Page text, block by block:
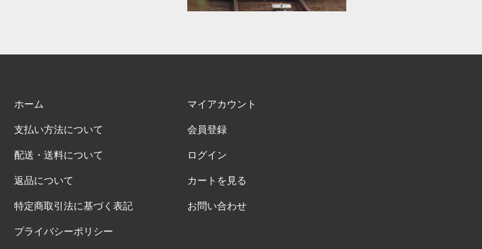
ホーム
支払い方法について
配送・送料について
返品について
特定商取引法に基づく表記
プライバシーポリシー
マイアカウント
会員登録
ログイン
カートを見る
お問い合わせ